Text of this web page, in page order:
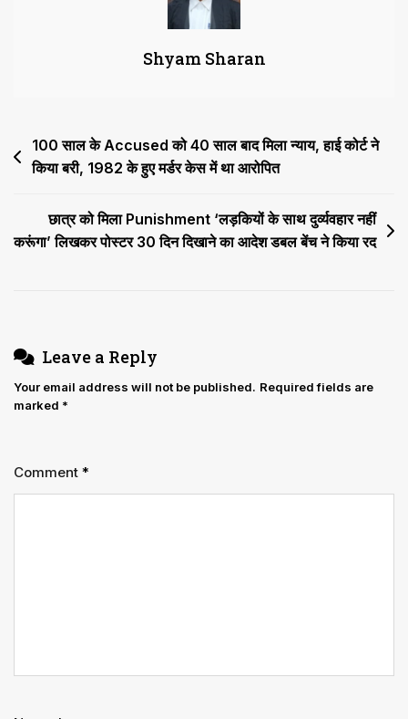
Oversight
Committee
Expert
Committee
फैसले
पर
आदेश
Shyam Sharan
Post
navigation
100 साल के Accused को 40 साल बाद मिला न्याय, हाई कोर्ट ने
किया बरी, 1982 के हुए मर्डर केस में था आरोपित
छात्र को मिला Punishment ‘लड़कियों के साथ दुर्व्यवहार नहीं
करूंगा’ लिखकर पोस्टर 30 दिन दिखाने का आदेश डबल बेंच ने किया रद
Leave a Reply
Your email address will not be published. Required fields are
marked *
Comment *